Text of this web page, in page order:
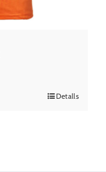
Detalls